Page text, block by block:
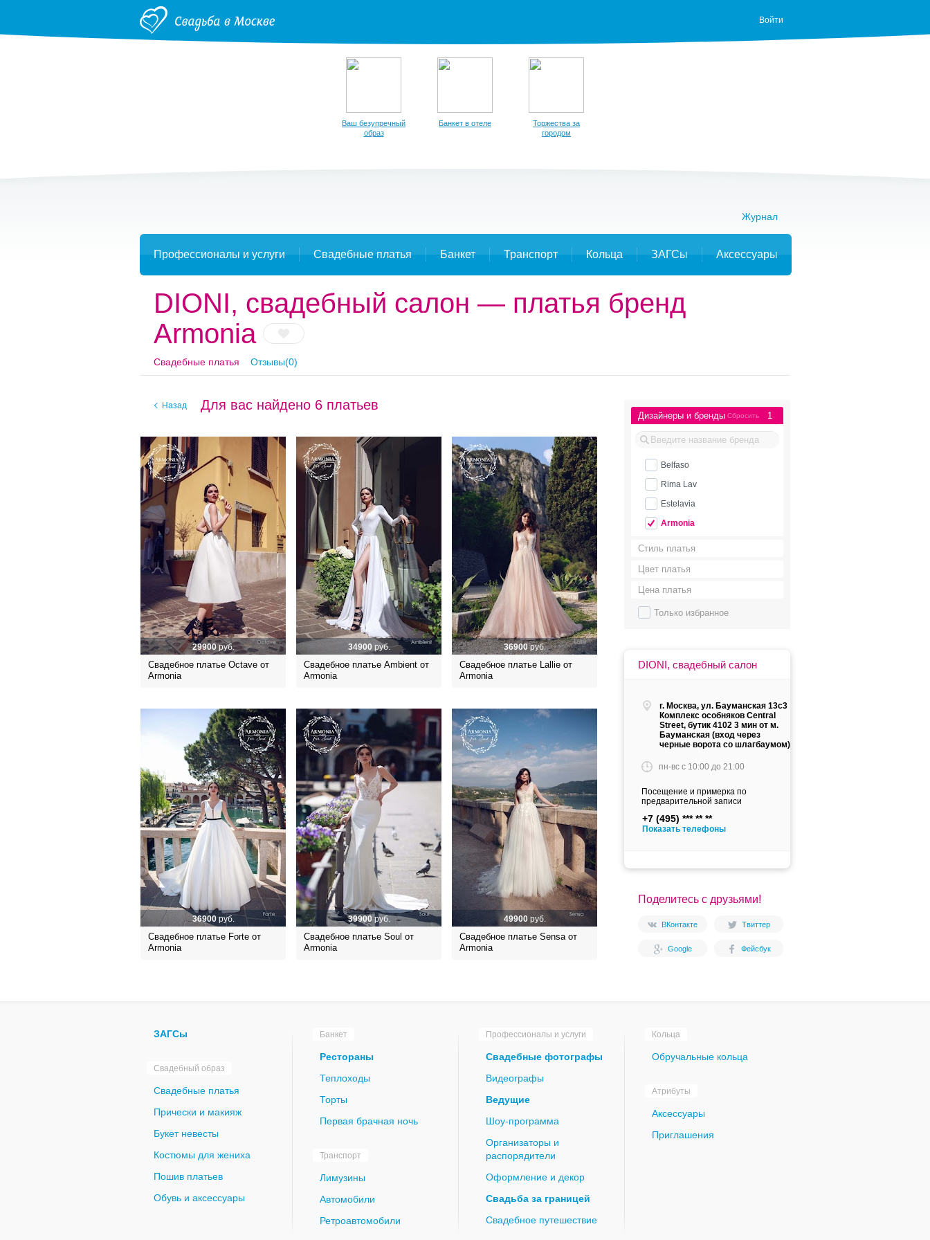
Войти
Ваш безупречный
образ
Банкет в отеле
Торжества за
городом
Журнал
Профессионалы и услуги Свадебные платья Банкет Транспорт Кольца ЗАГСы Аксессуары
DIONI, свадебный салон — платья бренд
Armonia
Свадебные платья Отзывы(0)
Дизайнеры и бренды Сбросить 1
Belfaso
Rima Lav
Estelavia
Armonia
Стиль платья
Цвет платья
Цена платья
Только избранное
DIONI, свадебный салон
г. Москва, ул. Бауманская 13с3
Комплекс особняков Central
Street, бутик 4102 3 мин от м.
Бауманская (вход через
черные ворота со шлагбаумом)
пн-вс c 10:00 до 21:00
Посещение и примерка по
предварительной записи
+7 (495)
Показать телефоны
Поделитесь с друзьями!
ВКонтакте Твиттер
Google Фейсбук
Назад Для вас найдено 6 платьев
29900руб.
Свадебное платье Octave от
Armonia
34900руб.
Свадебное платье Ambient от
Armonia
36900руб.
Свадебное платье Lallie от
Armonia
36900руб.
Свадебное платье Forte от
Armonia
39900руб.
Свадебное платье Soul от
Armonia
49900руб.
Свадебное платье Sensa от
Armonia
ЗАГСы
Свадебный образ
Свадебные платья
Прически и макияж
Букет невесты
Костюмы для жениха
Пошив платьев
Обувь и аксессуары
Банкет
Рестораны
Теплоходы
Торты
Первая брачная ночь
Транспорт
Лимузины
Автомобили
Ретроавтомобили
Профессионалы и услуги
Свадебные фотографы
Видеографы
Ведущие
Шоу-программа
Организаторы и
распорядители
Оформление и декор
Свадьба за границей
Свадебное путешествие
Кольца
Обручальные кольца
Атрибуты
Аксессуары
Приглашения